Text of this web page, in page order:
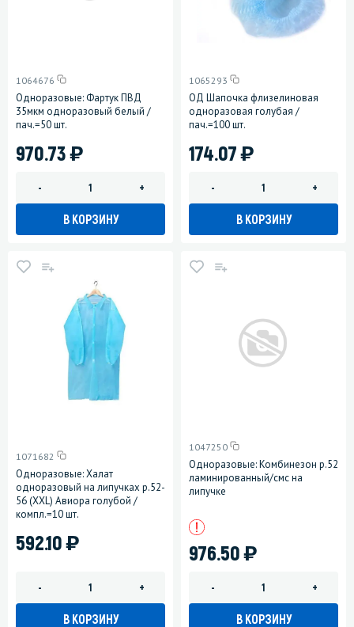
1064676
Одноразовые: Фартук ПВД
35мкм одноразовый белый /
пач.=50 шт.
970.73)
- +
В КОРЗИНУ
1065293
ОД Шапочка флизелиновая
одноразовая голубая /
пач.=100 шт.
174.07)
- +
В КОРЗИНУ
1071682
Одноразовые: Халат
одноразовый на липучках р.52-
56 (XXL) Авиора голубой /
компл.=10 шт.
592.10)
- +
В КОРЗИНУ
1047250
Одноразовые: Комбинезон р.52
ламинированный/смс на
липучке
976.50)
- +
В КОРЗИНУ